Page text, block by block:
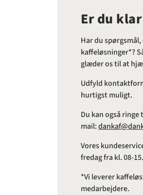
Er du
Har du
kaffeløsninger*?
glæder os til at
Udfyld
hurtigst muligt.
Du kan også ringe
mail:
Vores
fredag fra kl. 08-
*Vi leverer
medarbejdere.